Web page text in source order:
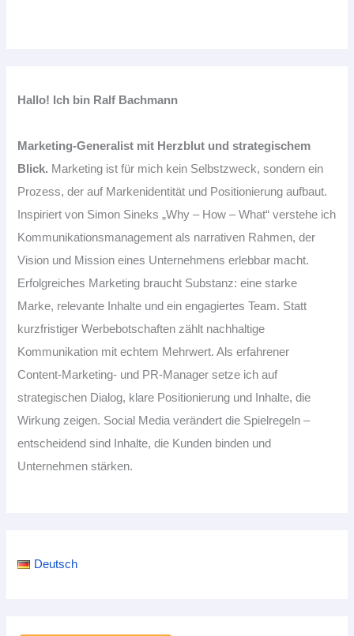
Hallo! Ich bin Ralf Bachmann
Marketing-Generalist mit Herzblut und strategischem
Blick. Marketing ist für mich kein Selbstzweck, sondern ein
Prozess, der auf Markenidentität und Positionierung aufbaut.
Inspiriert von Simon Sineks „Why – How – What“ verstehe ich
Kommunikationsmanagement als narrativen Rahmen, der
Vision und Mission eines Unternehmens erlebbar macht.
Erfolgreiches Marketing braucht Substanz: eine starke
Marke, relevante Inhalte und ein engagiertes Team. Statt
kurzfristiger Werbebotschaften zählt nachhaltige
Kommunikation mit echtem Mehrwert. Als erfahrener
Content-Marketing- und PR-Manager setze ich auf
strategischen Dialog, klare Positionierung und Inhalte, die
Wirkung zeigen. Social Media verändert die Spielregeln –
entscheidend sind Inhalte, die Kunden binden und
Unternehmen stärken.
Deutsch